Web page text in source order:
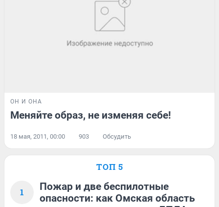
ОН И ОНА
Меняйте образ, не изменяя себе!
18 мая, 2011, 00:00 903 Обсудить
ТОП 5
1
Пожар и две беспилотные
опасности: как Омская область